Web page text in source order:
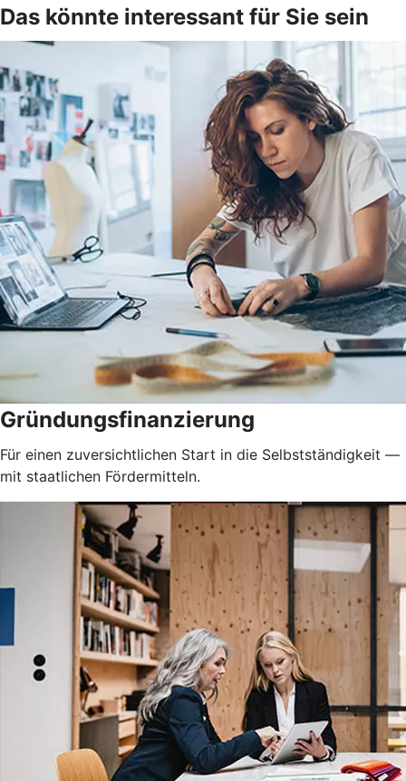
Das könnte interessant für Sie sein
Gründungsfinanzierung
Für einen zuversichtlichen Start in die Selbstständigkeit —
mit staatlichen Fördermitteln.